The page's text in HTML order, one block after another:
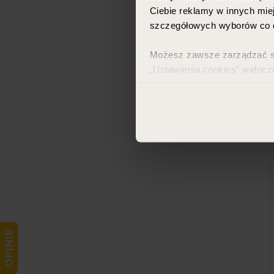
Ciebie reklamy w innych
szczegółowych wyborów
Możesz zawsze zarządzać
„Ustawienia cookies”